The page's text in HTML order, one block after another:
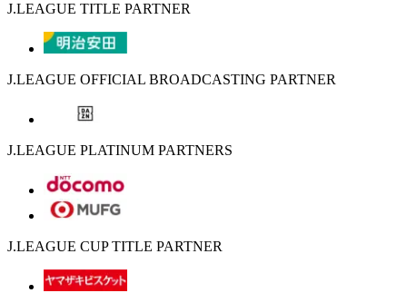
J.LEAGUE TITLE PARTNER
J.LEAGUE OFFICIAL BROADCASTING PARTNER
J.LEAGUE PLATINUM PARTNERS
J.LEAGUE CUP TITLE PARTNER